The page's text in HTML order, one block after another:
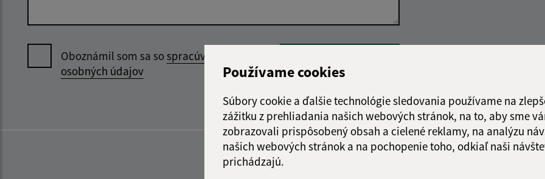
Používame cookies
Súbory cookie a ďalšie technológie sledovania používame na
zážitku z prehliadania našich webových stránok, na to, aby sme
zobrazovali prispôsobený obsah a cielené reklamy, na analýzu
našich webových stránok a na pochopenie toho, odkiaľ naši
prichádzajú.
Oboznámil som sa sospracúvaním
osobných údajov